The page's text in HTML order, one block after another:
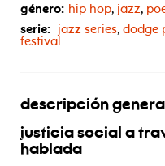
género: hip hop, jazz,
serie: jazz series, dodge
festival
descripción general
justicia social a
hablada